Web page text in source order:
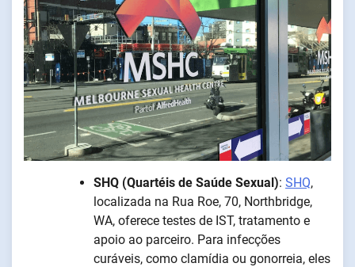
SHQ (Quartéis de Saúde Sexual): SHQ,
localizada na Rua Roe, 70, Northbridge,
WA, oferece testes de IST, tratamento e
apoio ao parceiro. Para infecções
curáveis, como clamídia ou gonorreia, eles